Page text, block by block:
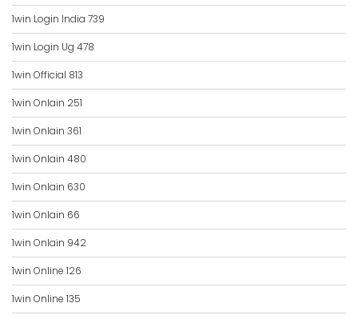
1win Login India 739
1win Login Ug 478
1win Official 813
1win Onlain 251
1win Onlain 361
1win Onlain 480
1win Onlain 630
1win Onlain 66
1win Onlain 942
1win Online 126
1win Online 135